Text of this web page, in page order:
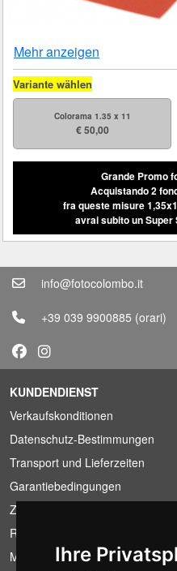
Ihre
Mehr anzeigen
Variante wählen
Colorama 1.35 x 11
€ 50,00
Grande Promo
Acquistando 2
fra queste misure
avrai subito un Super
info@fotocolombo.it
+39 039 9900885 (orari)
KUNDENDIENST
Verkaufskonditionen
Datenschutz-Bestimmungen
Transport und Lieferzeiten
Garantiebedingungen
Zahlungsbedingungen
Ruecktrittsrecht
MwSt-Bedingungen